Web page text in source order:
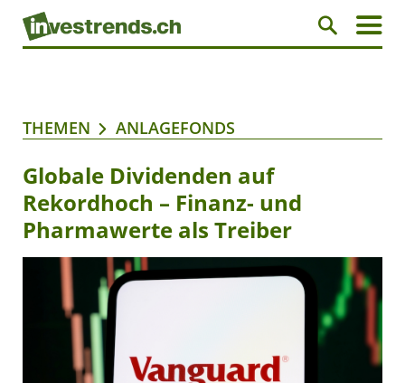
THEMEN ANLAGEFONDS
Globale Dividenden auf
Rekordhoch – Finanz- und
Pharmawerte als Treiber